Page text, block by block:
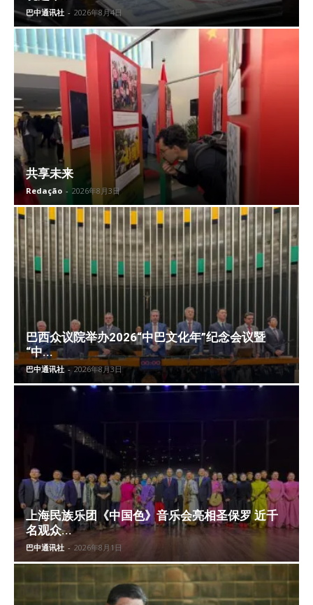
巴中通讯社 - 2026年8月4日
共享未来
Redação - 2026年8月3日
巴西众议院举办2026“中巴文化年”纪念会议暨
“中...
巴中通讯社 - 2026年8月3日
上海民族乐团《中国色》音乐会亮相圣保罗 近千
名观众...
巴中通讯社 - 2026年8月1日